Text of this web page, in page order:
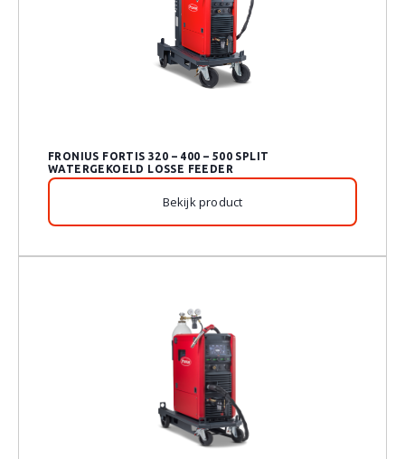
FRONIUS FORTIS 320 – 400 – 500 SPLIT
WATERGEKOELD LOSSE FEEDER
Bekijk product